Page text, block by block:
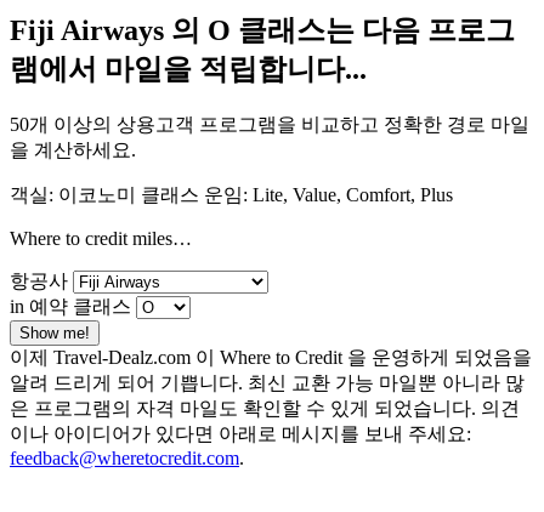
Fiji Airways 의 O 클래스는 다음 프로그
램에서 마일을 적립합니다...
50개 이상의 상용고객 프로그램을 비교하고 정확한 경로 마일
을 계산하세요.
객실: 이코노미 클래스 운임: Lite, Value, Comfort, Plus
Where to credit miles…
항공사
in 예약 클래스
Show me!
이제 Travel-Dealz.com 이 Where to Credit 을 운영하게 되었음을
알려 드리게 되어 기쁩니다. 최신 교환 가능 마일뿐 아니라 많
은 프로그램의 자격 마일도 확인할 수 있게 되었습니다. 의견
이나 아이디어가 있다면 아래로 메시지를 보내 주세요:
feedback@wheretocredit.com.